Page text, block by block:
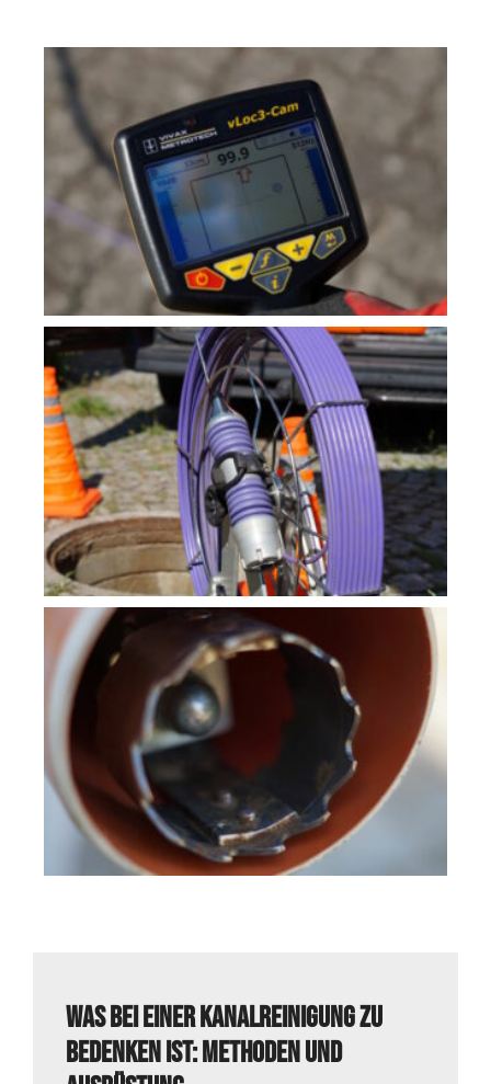
Was bei einer Kanalreinigung zu
bedenken ist: Methoden und